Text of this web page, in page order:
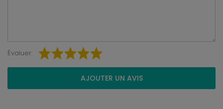
Évaluer:
AJOUTER UN AVIS